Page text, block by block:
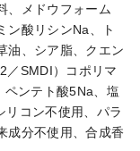
、メドウフォーム
ン酸リシンNa、ト
油、シア脂、クエン
／SMDI）コポリマ
ペンテト酸5Na、塩
リコン不使用、パラ
成分不使用、合成香